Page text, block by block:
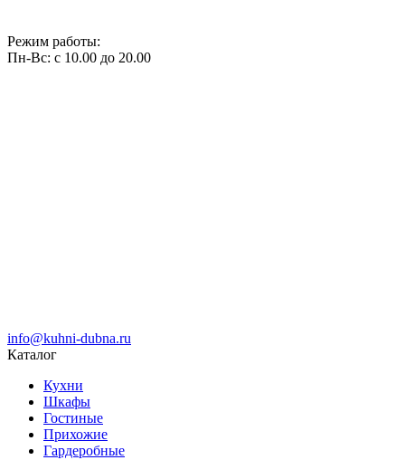
Режим работы:
Пн-Вс: с 10.00 до 20.00
info@kuhni-dubna.ru
Каталог
Кухни
Шкафы
Гостиные
Прихожие
Гардеробные